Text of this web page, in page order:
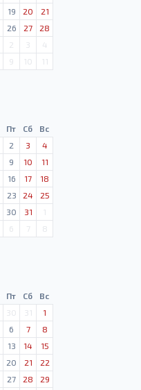
19 20
21
26 27
28
2 3
4
9 10 11
Пт Сб
Вс
2 3
4
9 10
11
16 17
18
23 24
25
30 31
1
6 7 8
Пт Сб
Вс
30 31
1
6 7
8
13 14
15
20 21
22
27 28
29